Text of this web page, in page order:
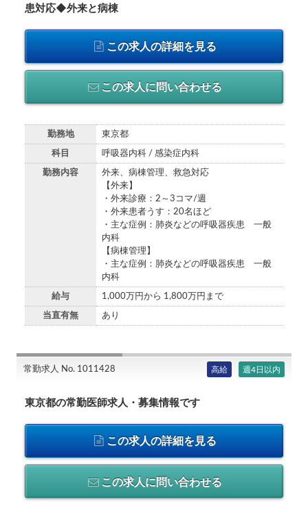
患対応◆外来と病棟
この求人の詳細を見る
この求人に問い合わせる
勤務地 東京都
科目 呼吸器内科 / 感染症内科
勤務内容
外来、病棟管理、救急対応
【外来】
・外来診療：2～3コマ/週
・外来患者うす：20名ほど
・主な症例：肺炎などの呼吸器疾患 一般
内科
【病棟管理】
・主な症例：肺炎などの呼吸器疾患 一般
内科
給与 1,000万円から 1,800万円まで
当直有無 あり
常勤求人 No. 1011428 高給 週4日以内
東京都の常勤医師求人・募集情報です
この求人の詳細を見る
この求人に問い合わせる